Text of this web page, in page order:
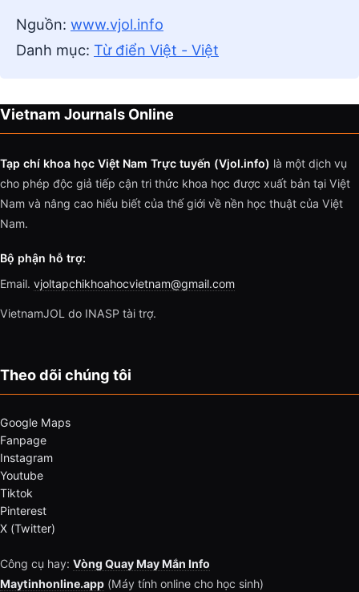
Nguồn: www.vjol.info
Danh mục: Từ điển Việt - Việt
Vietnam Journals Online
Tạp chí khoa học Việt Nam Trực tuyến (Vjol.info) là một dịch vụ
cho phép độc giả tiếp cận tri thức khoa học được xuất bản tại Việt
Nam và nâng cao hiểu biết của thế giới về nền học thuật của Việt
Nam.
Bộ phận hỗ trợ:
Email. vjoltapchikhoahocvietnam@gmail.com
VietnamJOL do INASP tài trợ.
Theo dõi chúng tôi
Google Maps
Fanpage
Instagram
Youtube
Tiktok
Pinterest
X (Twitter)
Công cụ hay: Vòng Quay May Mắn Info
Maytinhonline.app (Máy tính online cho học sinh)